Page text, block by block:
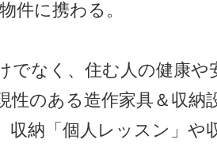
件に携わる。
でなく、住む人の健康や
性のある造作家具＆収納
収納「個人レッスン」や